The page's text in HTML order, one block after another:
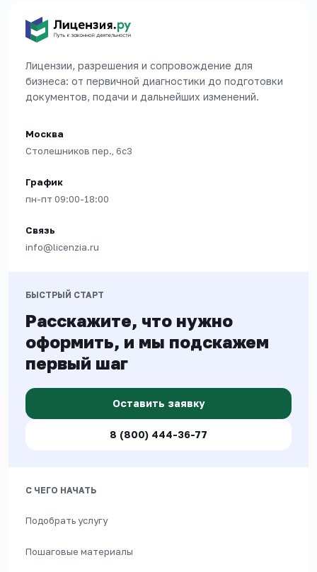
Лицензии, разрешения и сопровождение для
бизнеса: от первичной диагностики до подготовки
документов, подачи и дальнейших изменений.
Москва
Столешников пер., 6с3
График
пн-пт 09:00-18:00
Связь
info@licenzia.ru
БЫСТРЫЙ СТАРТ
Расскажите, что нужно
оформить, и мы подскажем
первый шаг
Оставить заявку
8 (800) 444-36-77
С ЧЕГО НАЧАТЬ
Подобрать услугу
Пошаговые материалы